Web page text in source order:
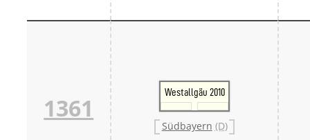
1361
Westallgäu 2010
Südbayern (D)